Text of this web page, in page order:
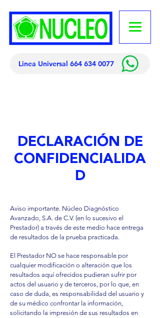
Linea Universal 664 634 0077
DECLARACIÓN DE
CONFIDENCIALIDA
D
​Aviso importante. Núcleo Diagnóstico
Avanzado, S.A. de C.V. (en lo sucesivo el
Prestador) a través de este medio hace entrega
de resultados de la prueba practicada.
El Prestador NO se hace responsable por
cualquier modificación o alteración que los
resultados aquí ofrecidos pudieran sufrir por
actos del usuario y de terceros, por lo que, en
caso de duda, es responsabilidad del usuario y
de su médico confrontar la información,
solicitando la impresión de sus resultados en